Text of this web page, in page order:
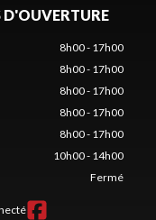
D'OUVERTURE
8h00 - 17h00
8h00 - 17h00
8h00 - 17h00
8h00 - 17h00
8h00 - 17h00
10h00 - 14h00
Fermé